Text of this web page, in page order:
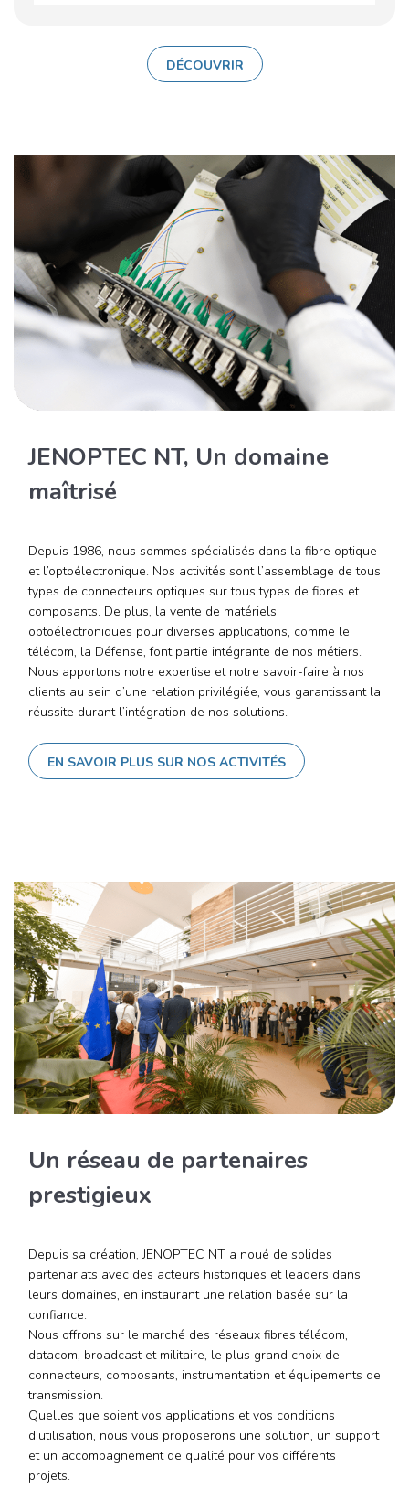
DÉCOUVRIR
JENOPTEC NT, Un domaine
maîtrisé
Depuis 1986, nous sommes spécialisés dans la fibre optique
et l’optoélectronique. Nos activités sont l’assemblage de tous
types de connecteurs optiques sur tous types de fibres et
composants. De plus, la vente de matériels
optoélectroniques pour diverses applications, comme le
télécom, la Défense, font partie intégrante de nos métiers.
Nous apportons notre expertise et notre savoir-faire à nos
clients au sein d’une relation privilégiée, vous garantissant la
réussite durant l’intégration de nos solutions.
EN SAVOIR PLUS SUR NOS ACTIVITÉS
Un réseau de partenaires
prestigieux
Depuis sa création, JENOPTEC NT a noué de solides
partenariats avec des acteurs historiques et leaders dans
leurs domaines, en instaurant une relation basée sur la
confiance.
Nous offrons sur le marché des réseaux fibres télécom,
datacom, broadcast et militaire, le plus grand choix de
connecteurs, composants, instrumentation et équipements de
transmission.
Quelles que soient vos applications et vos conditions
d’utilisation, nous vous proposerons une solution, un support
et un accompagnement de qualité pour vos différents
projets.